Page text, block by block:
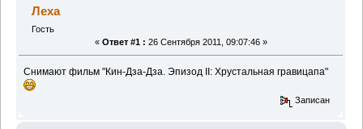
Леха
Гость
« Ответ #1 : 26 Сентября 2011, 09:07:46 »
Снимают фильм "Кин-Дза-Дза. Эпизод II: Хрустальная гравицапа"
Записан